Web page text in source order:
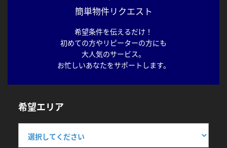
簡単物件リクエスト
希望条件を伝えるだけ！
初めての方やリピーターの方にも
大人気のサービス。
お忙しいあなたをサポートします。
希望エリア